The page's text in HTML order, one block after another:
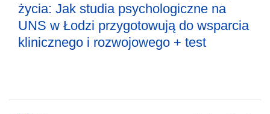
życia: Jak studia psychologiczne na
UNS w Łodzi przygotowują do wsparcia
klinicznego i rozwojowego + test